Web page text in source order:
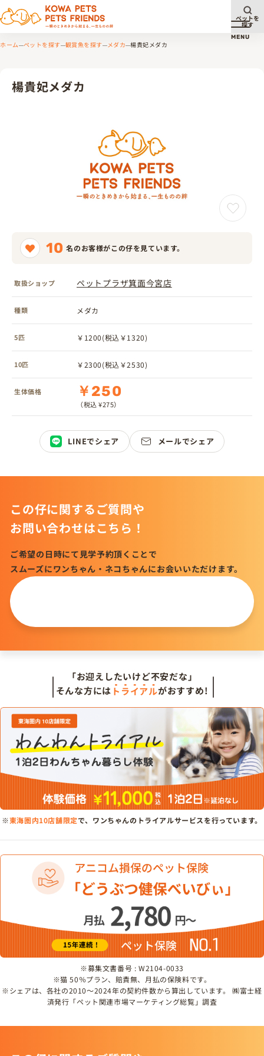
メニ
MENU
ペットを
探す
ホーム ペットを探す 観賞魚を探す メダカ 楊貴妃メダカ
楊貴妃メダカ
10 名のお客様がこの仔を見ています。
取扱ショップ ペットプラザ箕面今宮店
種類 メダカ
5匹 ￥1200(税込￥1320)
10匹 ￥2300(税込￥2530)
生体価格 ￥250
（税込 ¥275）
LINEでシェア メールでシェア
この仔に関するご質問や
お問い合わせはこちら！
ご希望の日時にて見学予約頂くことで
スムーズにワンちゃん・ネコちゃんにお会いいただけます。
「お迎えしたいけど不安だな」
そんな方には トライアルがおすすめ!
※東海圏内10店舗限定で、ワンちゃんのトライアルサービスを行っています。
※募集文書番号 : W2104-0033
※猫 50％プラン、賠責無、月払の保険料です。
※シェアは、各社の2010～2024年の契約件数から算出しています。 ㈱富士経
済発行「ペット関連市場マーケティング総覧」調査